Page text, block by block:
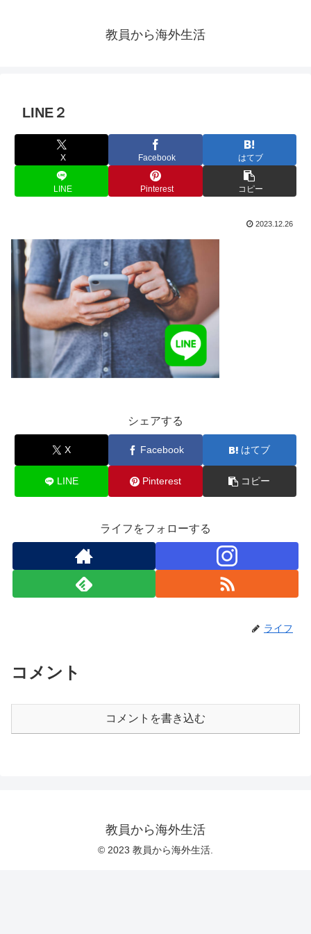
教員から海外生活
LINE２
X Facebook はてブ
LINE Pinterest コピー
2023.12.26
シェアする
X Facebook はてブ
LINE Pinterest コピー
ライフをフォローする
ライフ
コメント
コメントを書き込む
教員から海外生活
© 2023 教員から海外生活.